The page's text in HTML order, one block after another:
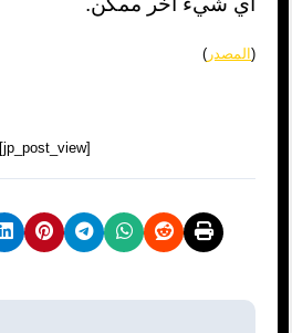
(المصدر )
[jp_post_view]